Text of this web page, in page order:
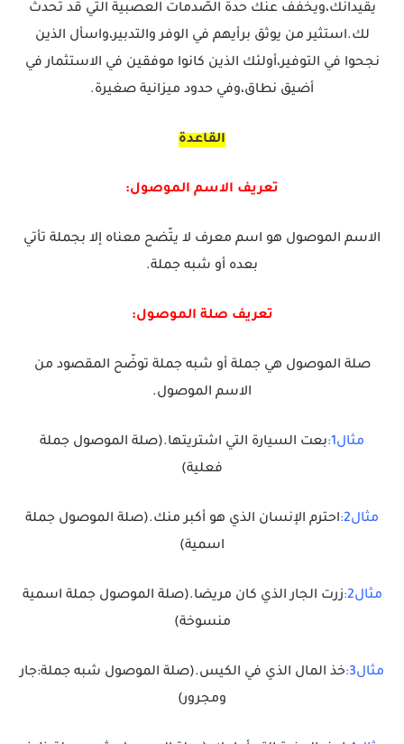
يقيدانك،ويخفّف عنك حدة الصّدمات العصبية التي قد تحدث
لك.استثير من يوثق برأيهم في الوفر والتدبير،واسأل الذين
نجحوا في التوفير،أولئك الذين كانوا موفقين في الاستثمار في
أضيق نطاق،وفي حدود ميزانية صغيرة.
القاعدة
تعريف الاسم الموصول:
الاسم الموصول هو اسم معرف لا يتّضح معناه إلا بجملة تأتي
بعده أو شبه جملة.
تعريف صلة الموصول:
صلة الموصول هي جملة أو شبه جملة توضّح المقصود من
الاسم الموصول.
مثال1:
بعت السيارة التي اشتريتها.(صلة الموصول جملة
فعلية)
مثال2:
احترم الإنسان الذي هو أكبر منك.(صلة الموصول جملة
اسمية)
مثال2:
زرت الجار الذي كان مريضا.(صلة الموصول جملة اسمية
منسوخة)
مثال3:
خذ المال الذي في الكيس.(صلة الموصول شبه جملة:جار
ومجرور)